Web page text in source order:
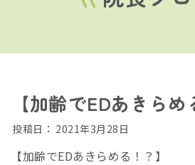
【加齢でEDあきらめ
投稿日： 2021年3月28日
【加齢でEDあきらめる！？】